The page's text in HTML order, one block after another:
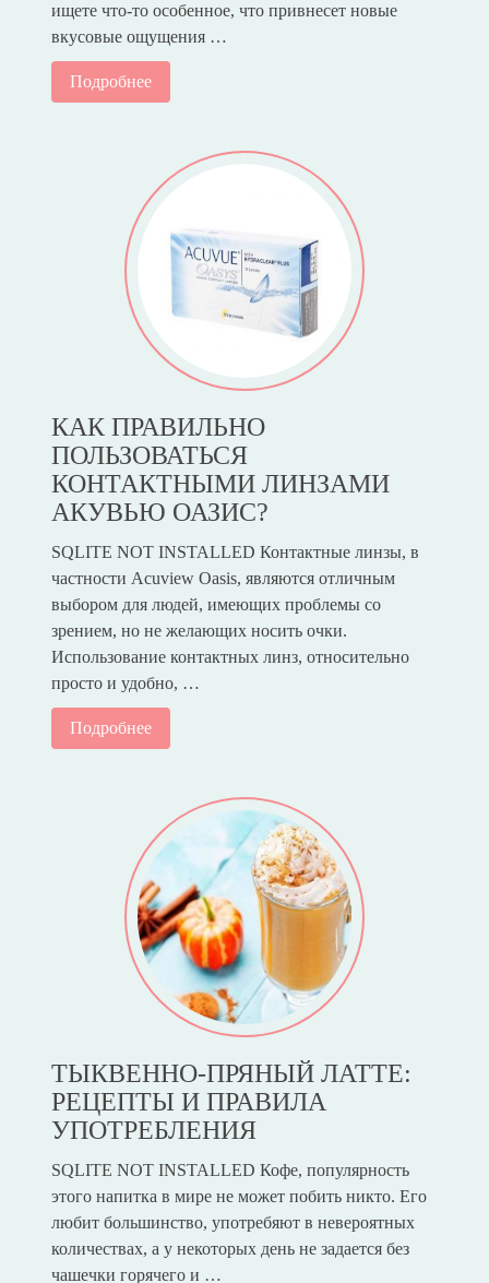
ищете что-то особенное, что привнесет новые
вкусовые ощущения …
Подробнее
КАК ПРАВИЛЬНО
ПОЛЬЗОВАТЬСЯ
КОНТАКТНЫМИ ЛИНЗАМИ
АКУВЬЮ ОАЗИС?
SQLITE NOT INSTALLED Контактные линзы, в
частности Acuview Oasis, являются отличным
выбором для людей, имеющих проблемы со
зрением, но не желающих носить очки.
Использование контактных линз, относительно
просто и удобно, …
Подробнее
ТЫКВЕННО-ПРЯНЫЙ ЛАТТЕ:
РЕЦЕПТЫ И ПРАВИЛА
УПОТРЕБЛЕНИЯ
SQLITE NOT INSTALLED Кофе, популярность
этого напитка в мире не может побить никто. Его
любит большинство, употребяют в невероятных
количествах, а у некоторых день не задается без
чашечки горячего и …